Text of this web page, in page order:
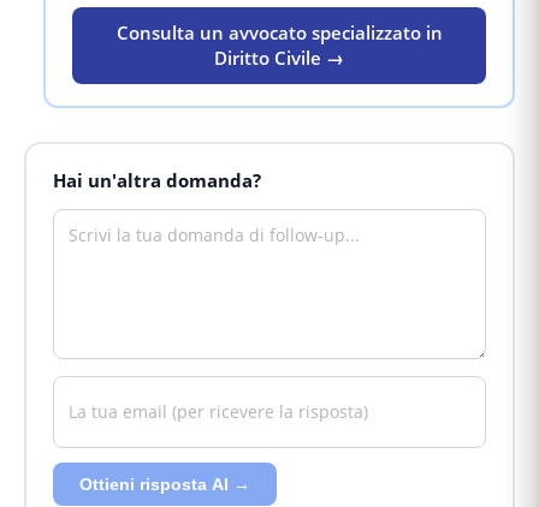
Consulta un avvocato specializzato in
Diritto Civile →
Hai un'altra domanda?
Ottieni risposta AI →